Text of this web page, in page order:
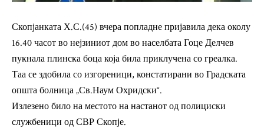
Скопјанката Х.С.(45) вчера попладне пријавила дека околу
16.40 часот во нејзиниот дом во населбата Гоце Делчев
пукнала плинска боца која била приклучена со греалка.
Таа се здобила со изгореници, констатирани во Градската
општа болница „Св.Наум Охридски“.
Излезено било на местото на настанот од полициски
службеници од СВР Скопје.